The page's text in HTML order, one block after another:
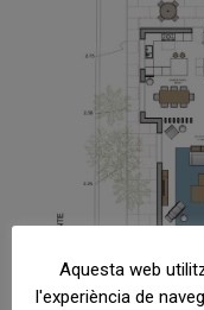
Aquesta web
l'experiència de